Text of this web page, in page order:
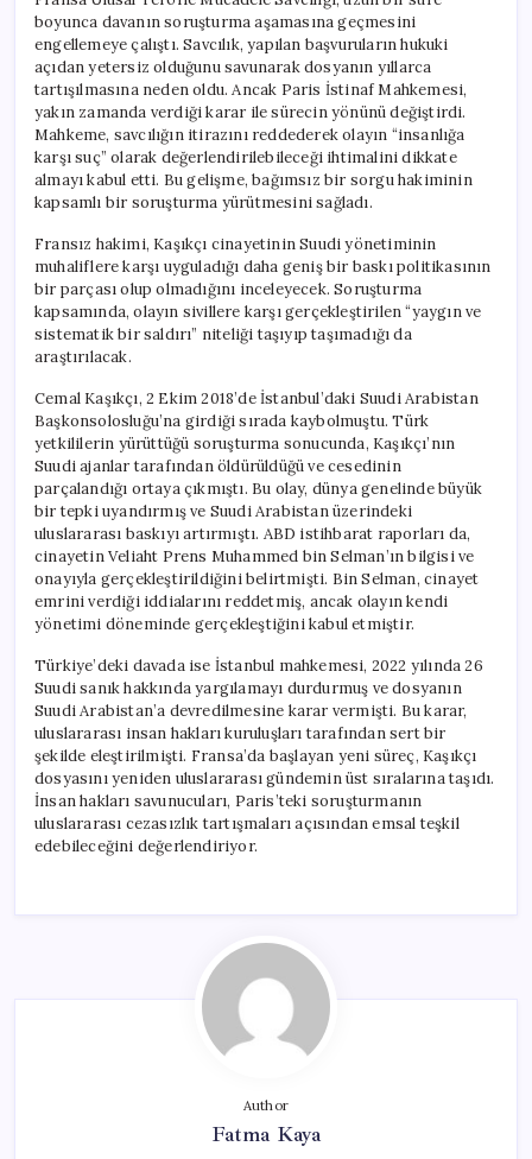
boyunca davanın soruşturma aşamasına geçmesini
engellemeye çalıştı. Savcılık, yapılan başvuruların hukuki
açıdan yetersiz olduğunu savunarak dosyanın yıllarca
tartışılmasına neden oldu. Ancak Paris İstinaf Mahkemesi,
yakın zamanda verdiği karar ile sürecin yönünü değiştirdi.
Mahkeme, savcılığın itirazını reddederek olayın “insanlığa
karşı suç” olarak değerlendirilebileceği ihtimalini dikkate
almayı kabul etti. Bu gelişme, bağımsız bir sorgu hakiminin
kapsamlı bir soruşturma yürütmesini sağladı.
Fransız hakimi, Kaşıkçı cinayetinin Suudi yönetiminin
muhaliflere karşı uyguladığı daha geniş bir baskı politikasının
bir parçası olup olmadığını inceleyecek. Soruşturma
kapsamında, olayın sivillere karşı gerçekleştirilen “yaygın ve
sistematik bir saldırı” niteliği taşıyıp taşımadığı da
araştırılacak.
Cemal Kaşıkçı, 2 Ekim 2018’de İstanbul’daki Suudi Arabistan
Başkonsolosluğu’na girdiği sırada kaybolmuştu. Türk
yetkililerin yürüttüğü soruşturma sonucunda, Kaşıkçı’nın
Suudi ajanlar tarafından öldürüldüğü ve cesedinin
parçalandığı ortaya çıkmıştı. Bu olay, dünya genelinde büyük
bir tepki uyandırmış ve Suudi Arabistan üzerindeki
uluslararası baskıyı artırmıştı. ABD istihbarat raporları da,
cinayetin Veliaht Prens Muhammed bin Selman’ın bilgisi ve
onayıyla gerçekleştirildiğini belirtmişti. Bin Selman, cinayet
emrini verdiği iddialarını reddetmiş, ancak olayın kendi
yönetimi döneminde gerçekleştiğini kabul etmiştir.
Türkiye’deki davada ise İstanbul mahkemesi, 2022 yılında 26
Suudi sanık hakkında yargılamayı durdurmuş ve dosyanın
Suudi Arabistan’a devredilmesine karar vermişti. Bu karar,
uluslararası insan hakları kuruluşları tarafından sert bir
şekilde eleştirilmişti. Fransa’da başlayan yeni süreç, Kaşıkçı
dosyasını yeniden uluslararası gündemin üst sıralarına taşıdı.
İnsan hakları savunucuları, Paris’teki soruşturmanın
uluslararası cezasızlık tartışmaları açısından emsal teşkil
edebileceğini değerlendiriyor.
Author
Fatma Kaya